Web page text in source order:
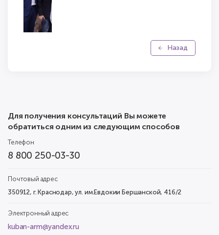
Назад
Для получения консультаций Вы можете
обратиться одним из следующим способов
Телефон
8 800 250-03-30
Почтовый адрес
350912, г. Краснодар, ул. им.Евдокии Бершанской, 416/2
Электронный адрес
kuban-arm@yandex.ru